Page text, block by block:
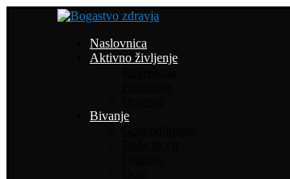
Naslovnica
Aktivno življenje
Bivanje